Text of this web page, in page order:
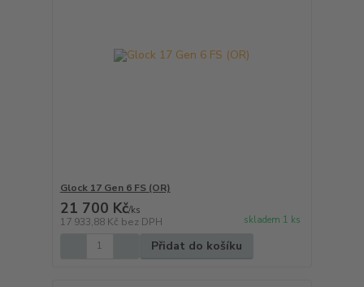
Glock 17 Gen 6 FS (OR)
21 700 Kč/ks
17 933,88 Kč bez DPH skladem 1 ks
Přidat do košíku